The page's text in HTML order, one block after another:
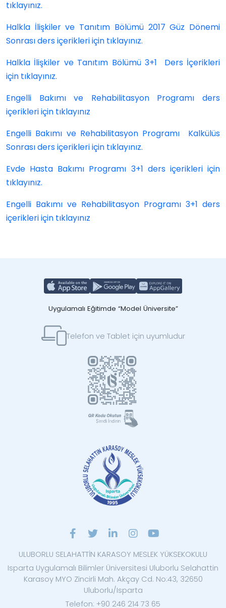
tıklayınız.
Halkla İlişkiler ve Tanıtım Bölümü 2017 Güz Dönemi
Sonrası ders içerikleri için tıklayınız.
Halkla İlişkiler ve Tanıtım Bölümü 3+1 Ders İçerikleri
için tıklayınız.
Engelli Bakımı ve Rehabilitasyon Programı ders
içerikleri için tıklayınız
Engelli Bakımı ve Rehabilitasyon Programı Kalkülüs
Sonrası ders içerikleri için tıklayınız.
Evde Hasta Bakımı Programı 3+1 ders içerikleri için
tıklayınız.
Engelli Bakımı ve Rehabilitasyon Programı 3+1 ders
içerikleri için tıklayınız
Uygulamalı Eğitimde “Model Üniversite”
Telefon ve Tablet için uyumludur
ULUBORLU SELAHATTİN KARASOY MESLEK YÜKSEKOKULU
Isparta Uygulamalı Bilimler Üniversitesi Uluborlu Selahattin
Karasoy MYO Zincirli Mah. Akçay Cd. No:43, 32650
Uluborlu/Isparta
Telefon: +90 246 214 73 65